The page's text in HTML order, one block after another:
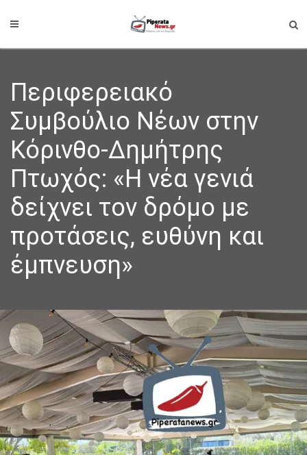
Περιφερειακό
Συμβούλιο Νέων στην
Κόρινθο-Δημήτρης
Πτωχός: «Η νέα γενιά
δείχνει τον δρόμο με
προτάσεις, ευθύνη και
έμπνευση»